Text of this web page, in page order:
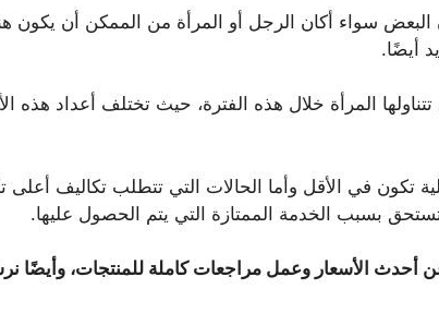
سواء أكان الرجل أو المرأة من الممكن أن يكون
أيضًا.
المرأة خلال هذه الفترة، حيث تختلف أعداد هذه
تكون في الأقل وأما الحالات التي تتطلب تكاليف أعلى
بسبب الخدمة الممتازة التي يتم الحصول عليها.
أحدث الأسعار وعمل مراجعات كاملة للمنتجات، وأيضًا